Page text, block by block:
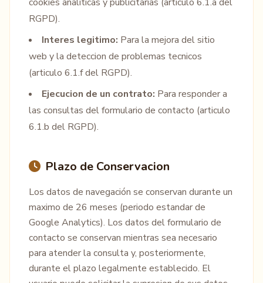
RGPD).
Interes legitimo: Para la mejora del sitio
web y la deteccion de problemas tecnicos
(articulo 6.1.f del RGPD).
Ejecucion de un contrato: Para responder a
las consultas del formulario de contacto (articulo
6.1.b del RGPD).
Plazo de Conservacion
Los datos de navegación se conservan durante un
maximo de 26 meses (periodo estandar de
Google Analytics). Los datos del formulario de
contacto se conservan mientras sea necesario
para atender la consulta y, posteriormente,
durante el plazo legalmente establecido. El